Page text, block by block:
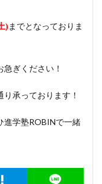
) までとなっておりま
ぎください！
承っております！
進学塾ROBINで一緒